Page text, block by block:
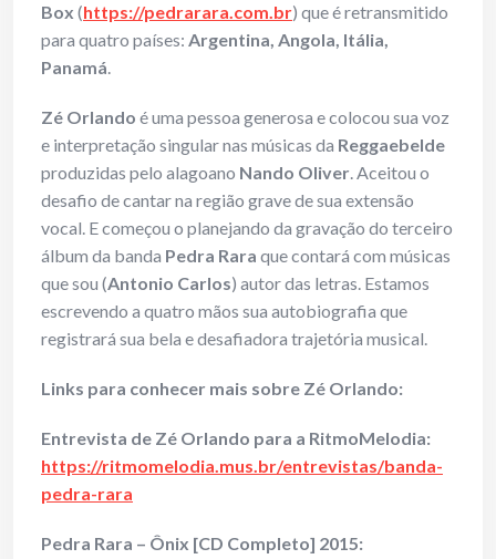
Box (https://pedrarara.com.br) que é retransmitido
para quatro países: Argentina, Angola, Itália,
Panamá.
Zé Orlando é uma pessoa generosa e colocou sua voz
e interpretação singular nas músicas da Reggaebelde
produzidas pelo alagoano Nando Oliver. Aceitou o
desafio de cantar na região grave de sua extensão
vocal. E começou o planejando da gravação do terceiro
álbum da banda Pedra Rara que contará com músicas
que sou (Antonio Carlos) autor das letras. Estamos
escrevendo a quatro mãos sua autobiografia que
registrará sua bela e desafiadora trajetória musical.
Links para conhecer mais sobre Zé Orlando:
Entrevista de Zé Orlando para a RitmoMelodia:
https://ritmomelodia.mus.br/entrevistas/banda-
pedra-rara
Pedra Rara – Ônix [CD Completo] 2015: